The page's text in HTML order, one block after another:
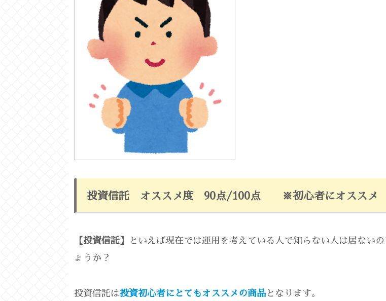
投資信託 オススメ度 90点/100点 ※初心者にオススメ
【投資信託】
といえば現在では運用を考えている人で知らない人は居ない
ょうか？
投資信託は投資初心者にとてもオススメの商品 となります。